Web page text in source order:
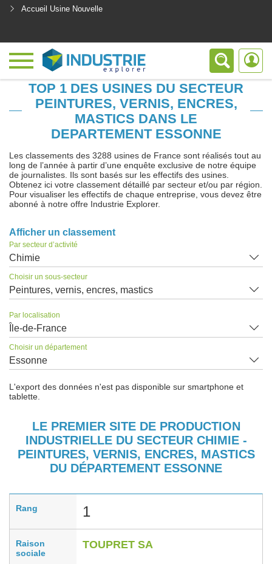
Accueil Usine Nouvelle
TOP 1 DES USINES DU SECTEUR
PEINTURES, VERNIS, ENCRES,
MASTICS DANS LE
DEPARTEMENT ESSONNE
Les classements des 3288 usines de France sont réalisés tout au
long de l’année à partir d’une enquête exclusive de notre équipe
de journalistes. Ils sont basés sur les effectifs des usines.
Obtenez ici votre classement détaillé par secteur et/ou par région.
Pour visualiser les effectifs de chaque entreprise, vous devez être
abonné à notre offre Industrie Explorer.
Afficher un classement
Par secteur d’activité
Chimie
Choisir un sous-secteur
Peintures, vernis, encres, mastics
Par localisation
Île-de-France
Choisir un département
Essonne
L'export des données n'est pas disponible sur smartphone et
tablette.
LE PREMIER SITE DE PRODUCTION
INDUSTRIELLE DU SECTEUR CHIMIE -
PEINTURES, VERNIS, ENCRES, MASTICS
DU DÉPARTEMENT ESSONNE
Rang 1
Raison
sociale
TOUPRET SA